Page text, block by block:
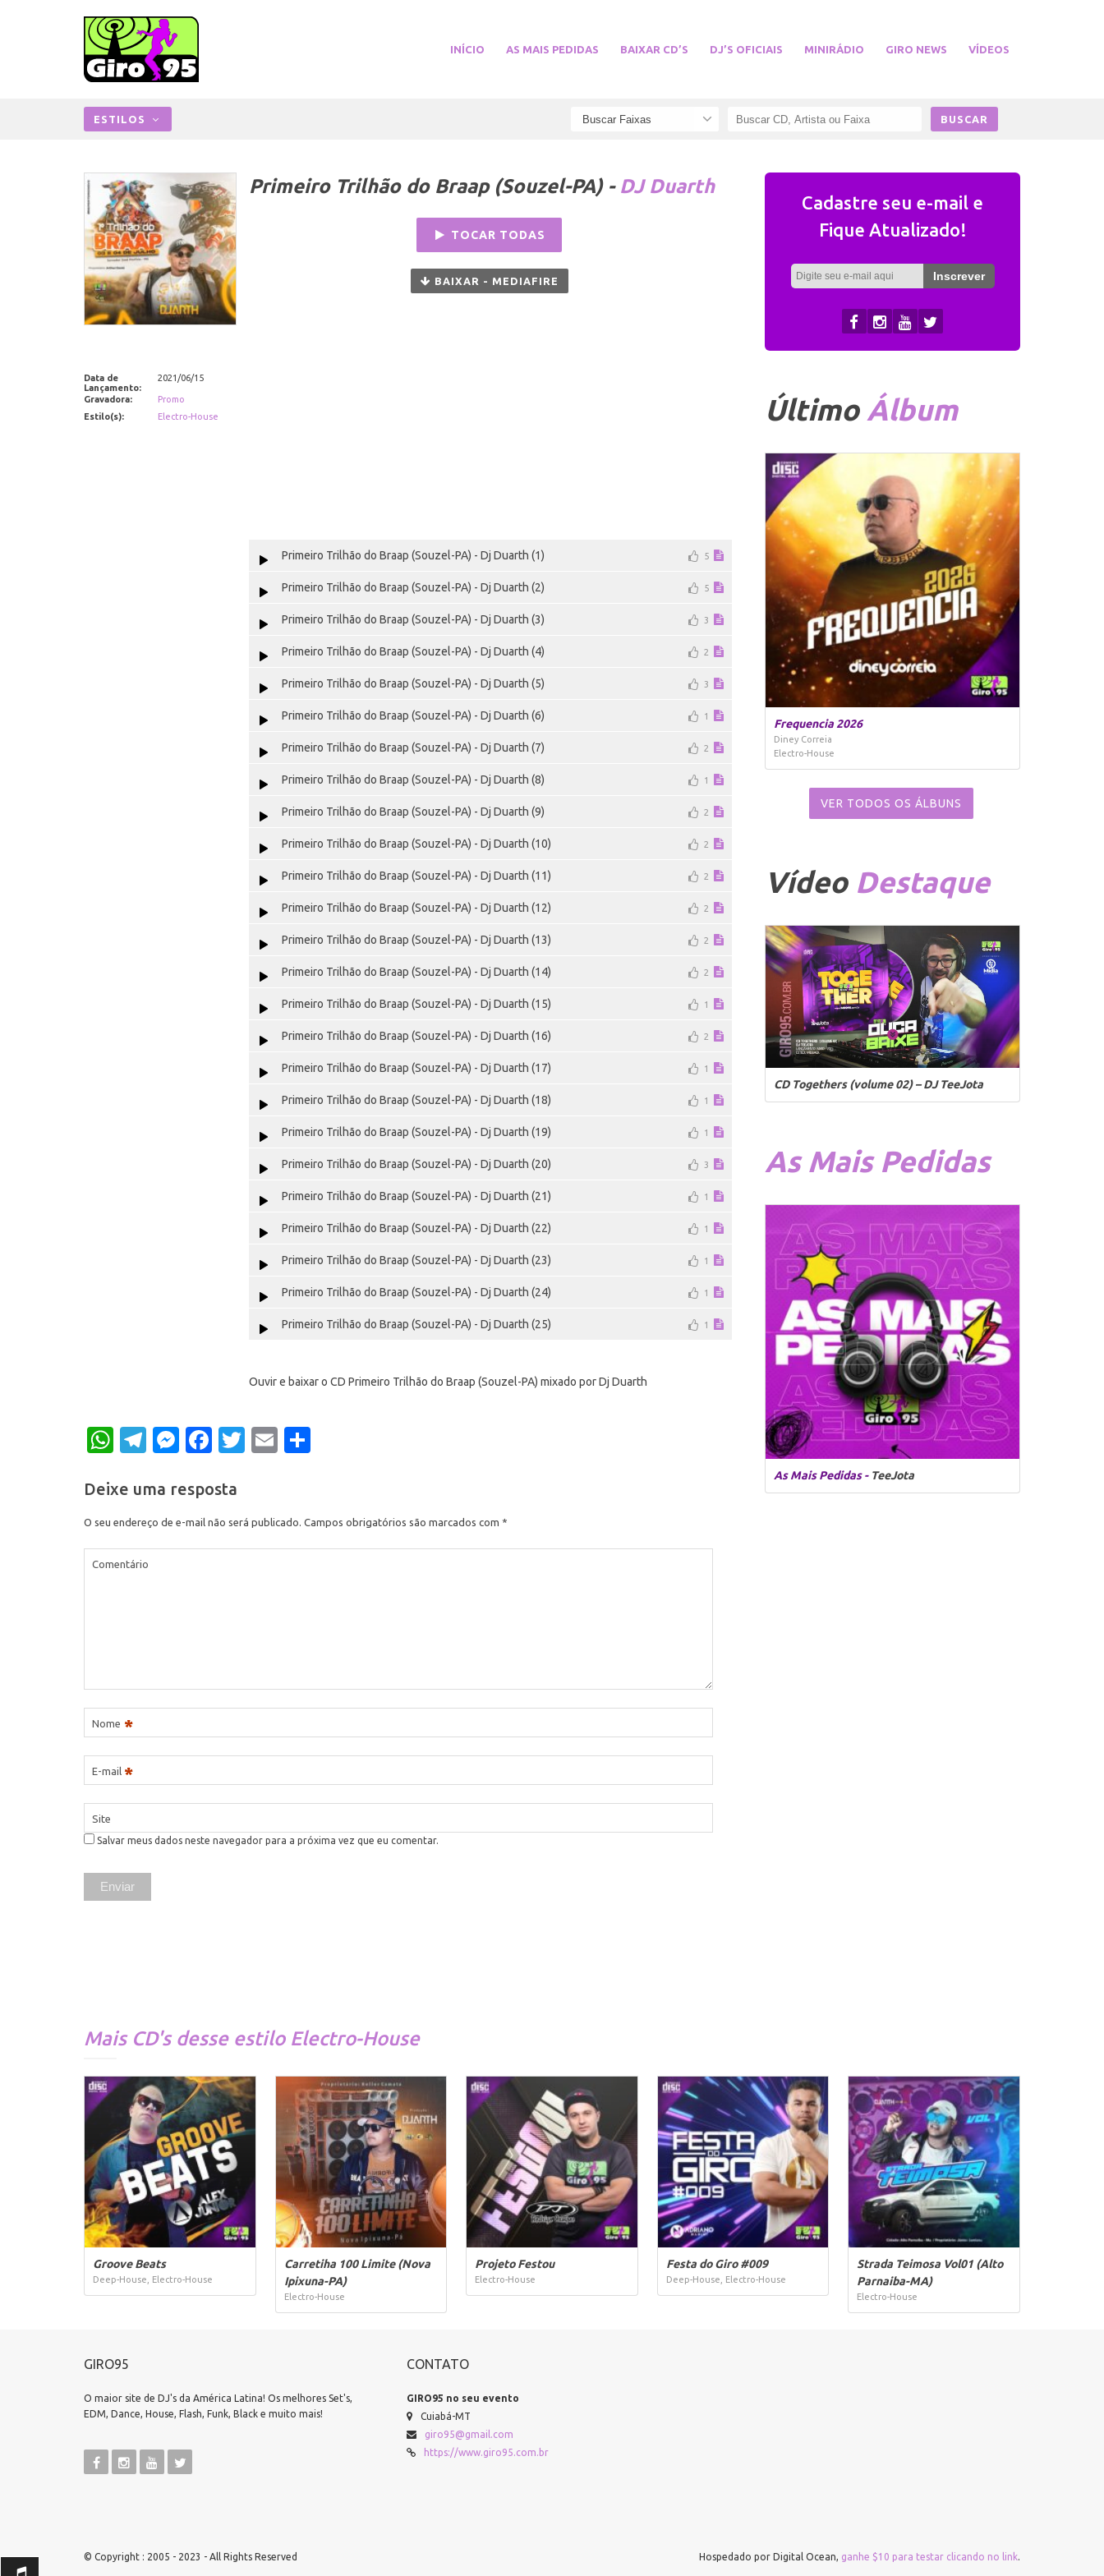
INÍCIO AS MAIS PEDIDAS BAIXAR CD’S DJ’S OFICIAIS MINIRÁDIO GIRO NEWS VÍDEOS
ESTILOS
Data de
Lançamento:
2021/06/15
Gravadora:
Promo
Estilo(s):
Electro-House
Primeiro Trilhão do Braap (Souzel-PA) - DJ Duarth
TOCAR TODAS
BAIXAR - MEDIAFIRE
Primeiro Trilhão do Braap (Souzel-PA) - Dj Duarth (1) 5
Primeiro Trilhão do Braap (Souzel-PA) - Dj Duarth (2) 5
Primeiro Trilhão do Braap (Souzel-PA) - Dj Duarth (3) 3
Primeiro Trilhão do Braap (Souzel-PA) - Dj Duarth (4) 2
Primeiro Trilhão do Braap (Souzel-PA) - Dj Duarth (5) 3
Primeiro Trilhão do Braap (Souzel-PA) - Dj Duarth (6) 1
Primeiro Trilhão do Braap (Souzel-PA) - Dj Duarth (7) 2
Primeiro Trilhão do Braap (Souzel-PA) - Dj Duarth (8) 1
Primeiro Trilhão do Braap (Souzel-PA) - Dj Duarth (9) 2
Primeiro Trilhão do Braap (Souzel-PA) - Dj Duarth (10) 2
Primeiro Trilhão do Braap (Souzel-PA) - Dj Duarth (11) 2
Primeiro Trilhão do Braap (Souzel-PA) - Dj Duarth (12) 2
Primeiro Trilhão do Braap (Souzel-PA) - Dj Duarth (13) 2
Primeiro Trilhão do Braap (Souzel-PA) - Dj Duarth (14) 2
Primeiro Trilhão do Braap (Souzel-PA) - Dj Duarth (15) 1
Primeiro Trilhão do Braap (Souzel-PA) - Dj Duarth (16) 2
Primeiro Trilhão do Braap (Souzel-PA) - Dj Duarth (17) 1
Primeiro Trilhão do Braap (Souzel-PA) - Dj Duarth (18) 1
Primeiro Trilhão do Braap (Souzel-PA) - Dj Duarth (19) 1
Primeiro Trilhão do Braap (Souzel-PA) - Dj Duarth (20) 3
Primeiro Trilhão do Braap (Souzel-PA) - Dj Duarth (21) 1
Primeiro Trilhão do Braap (Souzel-PA) - Dj Duarth (22) 1
Primeiro Trilhão do Braap (Souzel-PA) - Dj Duarth (23) 1
Primeiro Trilhão do Braap (Souzel-PA) - Dj Duarth (24) 1
Primeiro Trilhão do Braap (Souzel-PA) - Dj Duarth (25) 1
Ouvir e baixar o CD Primeiro Trilhão do Braap (Souzel-PA) mixado por Dj Duarth
WhatsApp
Telegram
Messenger
Facebook
Twitter
Email
Deixe uma resposta
O seu endereço de e-mail não será publicado. Campos obrigatórios são marcados com *
Comentário
Nome *
E-mail *
Site
Salvar meus dados neste navegador para a próxima vez que eu comentar.
Cadastre seu e-mail e
Fique Atualizado!
Último Álbum
Frequencia 2026
Diney Correia
Electro-House
VER TODOS OS ÁLBUNS
Vídeo Destaque
CD Togethers (volume 02) – DJ TeeJota
AsMais Pedidas
As Mais Pedidas - TeeJota
Mais CD's desse estilo Electro-House
Groove Beats
Deep-House, Electro-House
Carretiha 100 Limite (Nova
Ipixuna-PA)
Electro-House
Projeto Festou
Electro-House
Festa do Giro #009
Deep-House, Electro-House
Strada Teimosa Vol01 (Alto
Parnaiba-MA)
Electro-House
GIRO95
O maior site de DJ's da América Latina! Os melhores Set's,
EDM, Dance, House, Flash, Funk, Black e muito mais!
CONTATO
GIRO95 no seu evento
Cuiabá-MT
giro95@gmail.com
https://www.giro95.com.br
© Copyright : 2005 - 2023 - All Rights Reserved Hospedado por Digital Ocean, ganhe $10 para testar clicando no link.